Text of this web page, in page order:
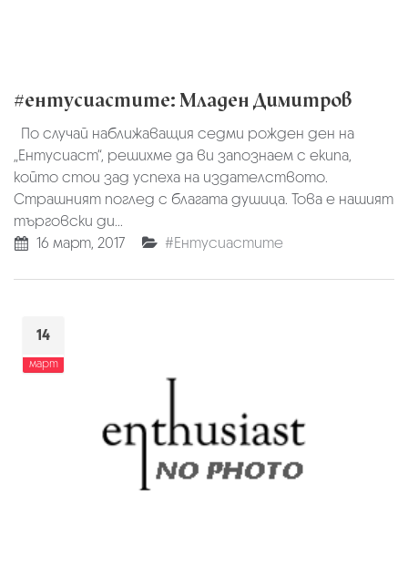
#ентусиастите: Младен Димитров
По случай наближаващия седми рожден ден на
„Ентусиаст“, решихме да ви запознаем с екипа,
който стои зад успеха на издателството.
Страшният поглед с благата душица. Това е нашият
търговски ди...
16 март, 2017
#Ентусиастите
14
март